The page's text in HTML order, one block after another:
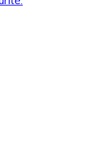
marques